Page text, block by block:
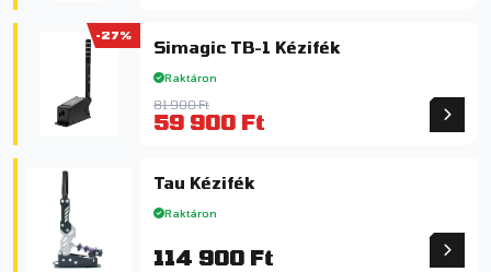
-27%
Simagic TB-1 Kézifék
Raktáron
81 900 Ft
59 900 Ft
Tau Kézifék
Raktáron
114 900 Ft